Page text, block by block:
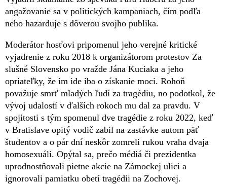
angažovanie sa v politických kampaniach, čím podľa
neho hazarduje s dôverou svojho publika.
Moderátor hosťovi pripomenul jeho verejné kritické
vyjadrenie z roku 2018 k organizátorom protestov Za
slušné Slovensko po vražde Jána Kuciaka a jeho
opriateľky, že im ide iba o získanie moci. Rohoň
považuje smrť mladých ľudí za tragédiu, no podotkol, že
vývoj udalostí v ďalších rokoch mu dal za pravdu. V
spojitosti s tým spomenul dve tragédie z roku 2022, keď
v Bratislave opitý vodič zabil na zastávke autom päť
študentov a o pár dní neskôr zomreli rukou vraha dvaja
homosexuáli. Opýtal sa, prečo médiá či prezidentka
uprodnostňovali pietne akcie na Zámockej ulici a
ignorovali pamiatku obetí tragédii na Zochovej.